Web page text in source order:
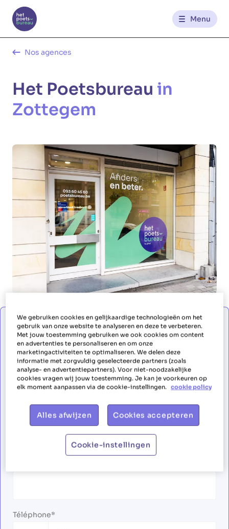
Menu
FR NL
Contact
Nos agences
Het Poetsbureau in
Zottegem
Je veux travailler comme aide ménagère
Je veux travailler comme aide
ménagère
Prénom
Téléphone
We gebruiken cookies en gelijkaardige technologieën om het
gebruik van onze website te analyseren en deze te verbeteren.
Met jouw toestemming gebruiken we ook cookies om content
en advertenties te personaliseren en om onze
marketingactiviteiten te optimaliseren. We delen deze
informatie met zorgvuldig geselecteerde partners (zoals
analyse- en advertentiepartners). Voor niet-noodzakelijke
cookies vragen wij jouw toestemming. Je kan je voorkeuren op
elk moment aanpassen via de cookie-instellingen. cookie policy
Alles afwijzen Cookies accepteren
Cookie-instellingen